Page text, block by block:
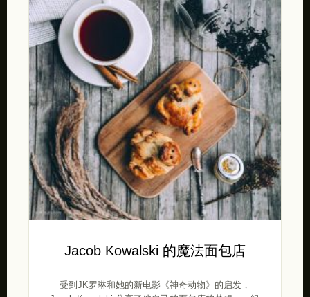
Jacob Kowalski 的魔法面包店
受到JK罗琳和她的新电影《神奇动物》的启发，